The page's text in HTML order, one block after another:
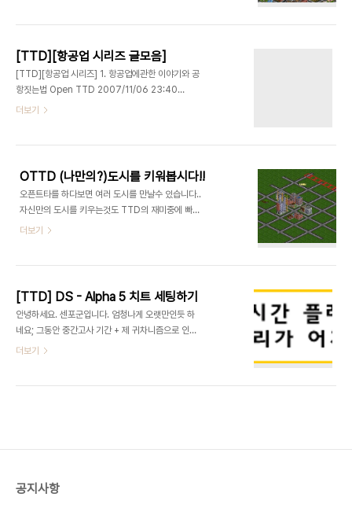
확인을 할 수 있습니다. [다운로드] 프로그램을 처음
는데요. 1. 역의 이름 2. 화물(승객)의 수 3. 이 역을
오가는 차량 정보 그리고 이 글의 주제인 4. 수송서
비스의 지역등급 "수송서비스의 지역등급" 수송서비
스의 지역등급? 이 무엇일까요? 수송서비스의 만족
도라고도 볼수도 있고 수송서비스가 얼마나 잘 운영
즉 역에 화물이나 승객이 오래기다리지 않고 탈수있
객이..
[TTD][항공업 시리즈 글모음]
[TTD][항공업 시리즈] 1. 항공업에관한 이야기와 공
항짓는법 Open TTD 2007/11/06 23:40
[TTD][항공업 시리즈] 2. 0.6.0 버전의 속도향상
근거리, 원거리 수송 Open TTD 2009/02/01
20:03 [TTD][항공업 시리즈] 5. 비행기 날리기
Open TTD 2009/02/01 20:03 ※ 나올때마다
목록 갱신됩니다.
더보기
OTTD (나만의?)도시를 키워봅시다!!
오픈트타를 하다보면 여러 도시를 만날수 있습니다..
자신만의 도시를 키우는것도 TTD의 재미중에 빠질
수없는 것이죠~ 오늘은 그것에대한 기초 강좌를 하
도로를 깔아줘야 합니다 ※패치구성->경제->도시도
로 설계를 2x2로 바꾸시면 가만히냅둬도 도시가 잘
클수도 있습니다. 그다음의 도시를 순환하는 버스를
만듭니다. 전차도 좋고요..(저는 전차를 선택했습니
다.) 그다음에 여러대의 전차가 마을을 돌게합니다..
시키기 위한다면 지방당국에 들어가서 "서로운 건물
더보기
[TTD] DS - Alpha 5 치트 세팅하기
안녕하세요. 센포군입니다. 엄청나게 오랫만인듯 하
네요; 그동안 중간고사 기간 + 제 귀차니즘으로 인해
글을 올리지 못했습니다. 죄송합니다. (__) (꾸벅) 오
트 창이 다시 닫힐 수 있습니다. 4. 아래 화면이 치트
더보기
공지사항